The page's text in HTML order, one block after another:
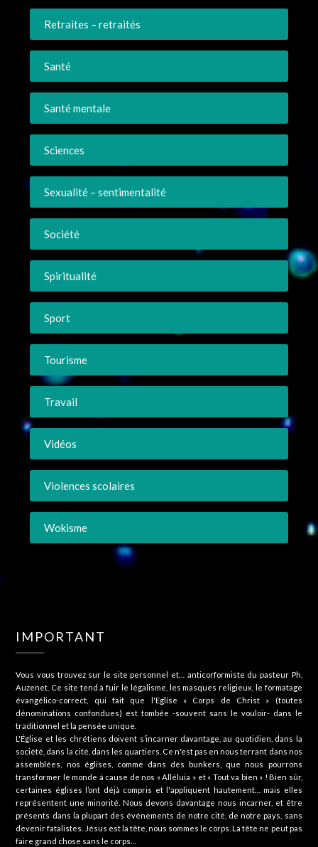
Retraites – retraités
Santé
Santé mentale
Sciences
Sexualité – sentimentalité
Société
Spiritualité
Sport
Tourisme
Travail
Vidéos
Violences scolaires
Wokisme
IMPORTANT
Vous vous trouvez sur le site personnel et… anticorformiste du pasteur Ph.
Auzenet. Ce site tend à fuir le légalisme, les masques religieux, le formatage
évangélico-correct, qui fait que l'Eglise « Corps de Christ » (toutes
dénominations confondues) est tombée -souvent sans le vouloir- dans le
traditionnel et la pensée unique.
L'Église et les chrétiens doivent s’incarner davantage, au quotidien, dans la
société, dans la cité, dans les quartiers. Ce n'est pas en nous terrant dans nos
assemblées, nos églises, comme dans des bunkers, que nous pourrons
transformer le monde à cause de nos « Alléluia » et « Tout va bien » ! Bien sûr,
certaines églises l’ont déjà compris et l'appliquent hautement… mais elles
représentent une minorité. Nous devons davantage nous incarner, et être
présents dans la plupart des événements de notre cité, de notre pays, sans
devenir fatalistes. Jésus est la tête, nous sommes le corps. La tête ne peut pas
faire grand chose sans le corps…